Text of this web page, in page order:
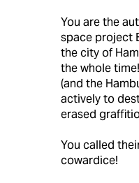
You are the
space project
the city of
the whole time!
(and the
actively to
erased
You called
cowardice!